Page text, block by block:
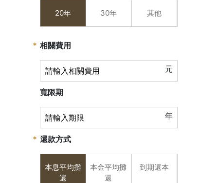
20年 30年 其他
相關費用
元
寬限期
年
還款方式
本息平均攤
還
本金平均攤
還
到期還本